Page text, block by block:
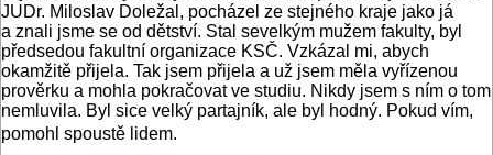
JUDr. Miloslav Doležal, pocházel ze stejného kraje jako já
a znali jsme se od dětství. Stal sevelkým mužem fakulty, byl
předsedou fakultní organizace KSČ. Vzkázal mi, abych
okamžitě přijela. Tak jsem přijela a už jsem měla vyřízenou
prověrku a mohla pokračovat ve studiu. Nikdy jsem s ním o tom
nemluvila. Byl sice velký partajník, ale byl hodný. Pokud vím,
pomohl spoustě lidem.